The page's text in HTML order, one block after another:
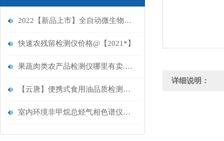
2022【新品上市】全自动微生物定量检测仪@新型微生物检测仪
快速农残留检测仪价格@【2021*】
果蔬肉类农产品检测仪哪里有卖.找实力厂家云唐
【云唐】便携式食用油品质检测仪用途和参数是什么
室内环境非甲烷总烃气相色谱仪检测方案.推荐云唐
详细说明：